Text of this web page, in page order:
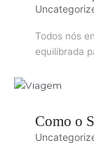
Todos nós
equilibrada
Como o